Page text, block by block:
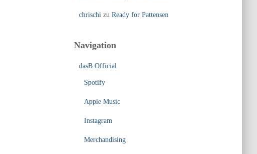
chrischi zu Ready for Pattensen
Navigation
dasB Official
Spotify
Apple Music
Instagram
Merchandising